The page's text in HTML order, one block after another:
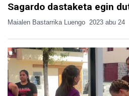
Sagardo dastaketa egin
Maialen Bastarrika Luengo 2023 abu 24